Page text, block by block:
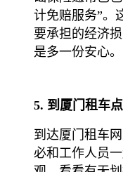
计免赔服务”。
要承担的经济
是多一份安心。
5. 到厦门租车
到达厦门租车
必和工作人员